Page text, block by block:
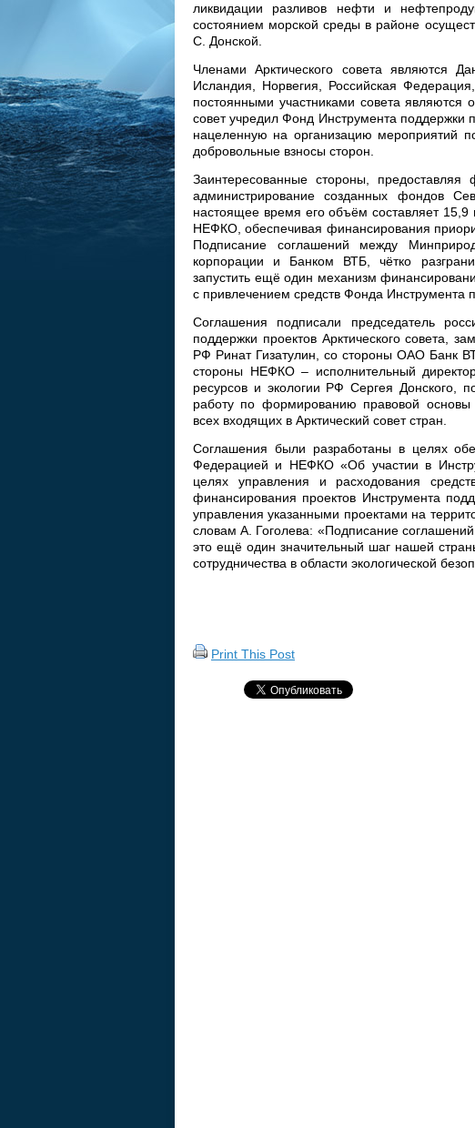
ликвидации разливов нефти и
состоянием морской среды в районе
С. Донской.
Членами Арктического совета являются
Исландия, Норвегия, Российская
постоянными участниками совета являются
совет учредил Фонд Инструмента поддержки
нацеленную на организацию мероприятий
добровольные взносы сторон.
Заинтересованные стороны,
администрирование созданных фондов
настоящее время его объём составляет
НЕФКО, обеспечивая финансирования
Подписание соглашений между
корпорации и Банком ВТБ, чётко
запустить ещё один механизм
с привлечением средств Фонда Инструмента
Соглашения подписали председатель
поддержки проектов Арктического совета,
РФ Ринат Гизатулин, со стороны ОАО Банк
стороны НЕФКО – исполнительный
ресурсов и экологии РФ Сергея Донского,
работу по формированию правовой основы
всех входящих в Арктический совет стран.
Соглашения были разработаны в целях
Федерацией и НЕФКО «Об участии в
целях управления и расходования
финансирования проектов Инструмента
управления указанными проектами на
словам А. Гоголева: «Подписание
это ещё один значительный шаг нашей
сотрудничества в области экологической
Print This Post